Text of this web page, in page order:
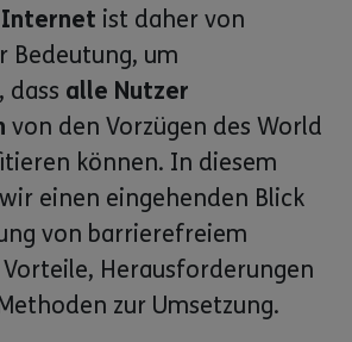
ist daher von
Bedeutung, um
dass alle Nutzer
von den Vorzügen des World
können. In diesem
einen eingehenden Blick
von barrierefreiem
Herausforderungen
zur Umsetzung.